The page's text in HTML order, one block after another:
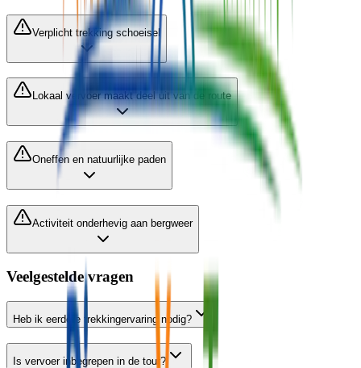
Verplicht trekking schoeisel
Lokaal vervoer maakt deel uit van de route
Oneffen en natuurlijke paden
Activiteit onderhevig aan bergweer
Veelgestelde vragen
Heb ik eerdere trekkingervaring nodig?
Is vervoer inbegrepen in de tour?